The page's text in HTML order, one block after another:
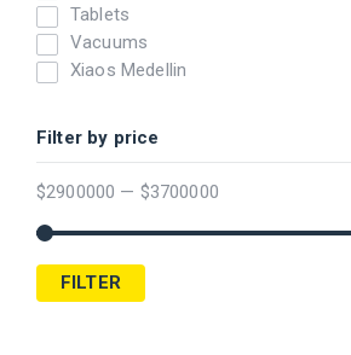
Tablets
Vacuums
Xiaos Medellin
Filter by price
$2900000 — $3700000
FILTER